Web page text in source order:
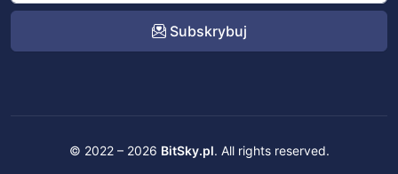
Subskrybuj
© 2022 – 2026 BitSky.pl. All rights reserved.